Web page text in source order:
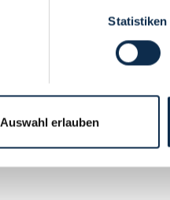
Statistiken
Auswahl erlauben